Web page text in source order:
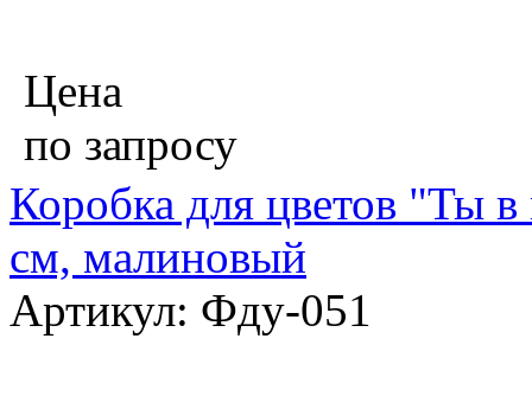
Цена
по запросу
Коробка для цветов "Ты
см, малиновый
Артикул: Фду-051